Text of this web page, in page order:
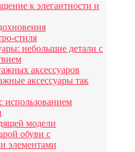
к элегантности и
стиля
небольшие детали с
аксессуаров
аксессуары так
использованием
модели
обуви с
элементами